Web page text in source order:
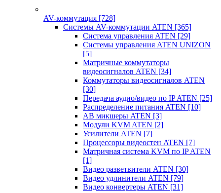
AV-коммутация [728]
Системы AV-коммутации ATEN [365]
Система управления ATEN [29]
Системы управления ATEN UNIZON
[5]
Матричные коммутаторы
видеосигналов ATEN [34]
Коммутаторы видеосигналов ATEN
[30]
Передача аудио/видео по IP ATEN [25]
Распределение питания ATEN [10]
АВ микшеры ATEN [3]
Модули KVM ATEN [2]
Усилители ATEN [7]
Процессоры видеостен ATEN [7]
Матричная система KVM по IP ATEN
[1]
Видео разветвители ATEN [30]
Видео удлинители ATEN [79]
Видео конвертеры ATEN [31]